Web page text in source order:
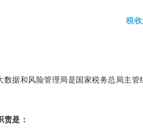
税
数据和风险管理局是国家税务总局主管
责是：